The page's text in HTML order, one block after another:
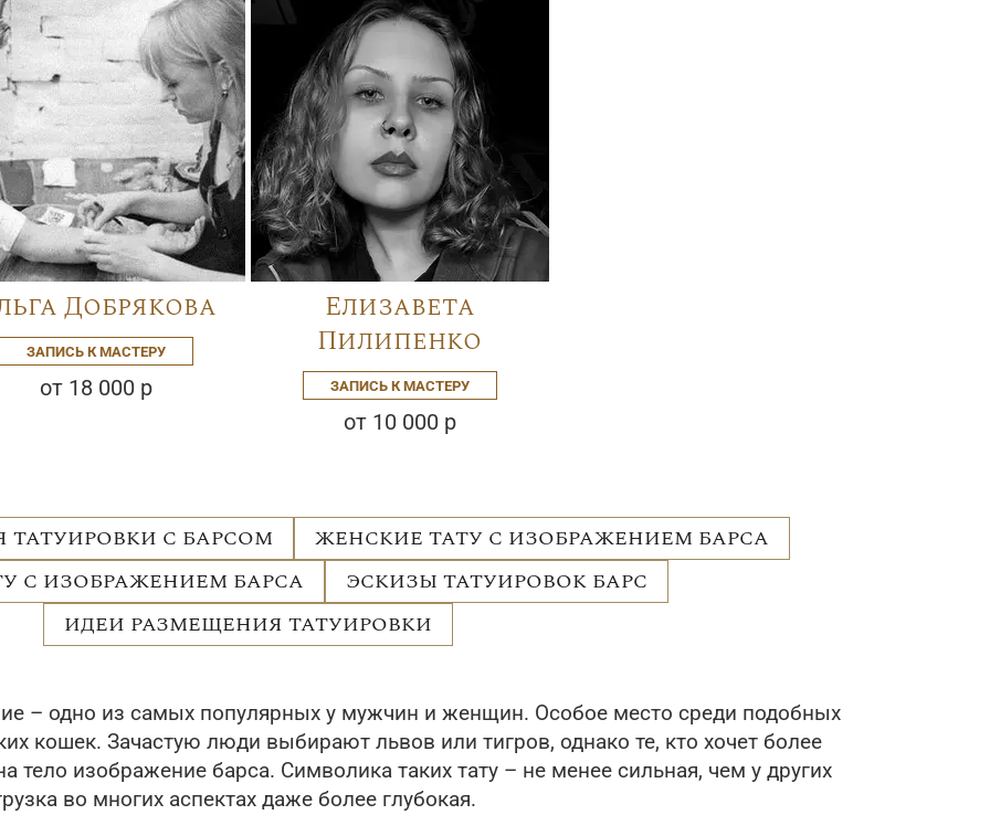
Добрякова
ЗАПИСЬ К МАСТЕРУ
от 18 000 р
Елизавета
Пилипенко
ЗАПИСЬ К МАСТЕРУ
от 10 000 р
С БАРСОМ
ЖЕНСКИЕ ТАТУ С ИЗОБРАЖЕНИЕМ БАРСА
С ИЗОБРАЖЕНИЕМ БАРСА
ЭСКИЗЫ ТАТУИРОВОК БАРС
ИДЕИ РАЗМЕЩЕНИЯ ТАТУИРОВКИ
– одно из самых популярных у мужчин и женщин. Особое место среди подобных
кошек. Зачастую люди выбирают львов или тигров, однако те, кто хочет более
тело изображение барса. Символика таких тату – не менее сильная, чем у других
во многих аспектах даже более глубокая.